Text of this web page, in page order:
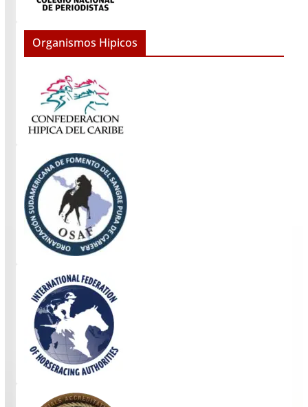
Organismos Hipicos